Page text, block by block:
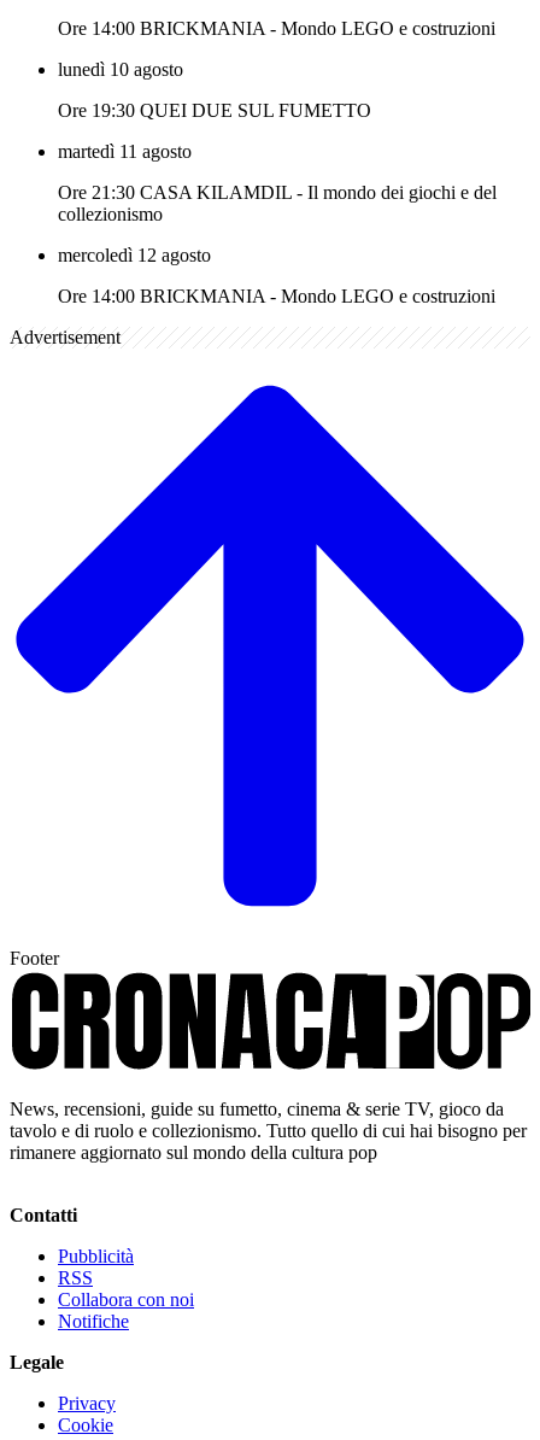
Ore 14:00 BRICKMANIA - Mondo LEGO e costruzioni
lunedì 10 agosto
Ore 19:30 QUEI DUE SUL FUMETTO
martedì 11 agosto
Ore 21:30 CASA KILAMDIL - Il mondo dei giochi e del
collezionismo
mercoledì 12 agosto
Ore 14:00 BRICKMANIA - Mondo LEGO e costruzioni
Advertisement
Footer
News, recensioni, guide su fumetto, cinema & serie TV, gioco da
tavolo e di ruolo e collezionismo. Tutto quello di cui hai bisogno per
rimanere aggiornato sul mondo della cultura pop
Contatti
Pubblicità
RSS
Collabora con noi
Notifiche
Legale
Privacy
Cookie